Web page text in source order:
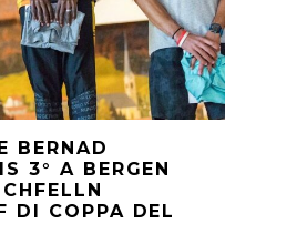
BERNAD
3° A BERGEN
DI COPPA DEL